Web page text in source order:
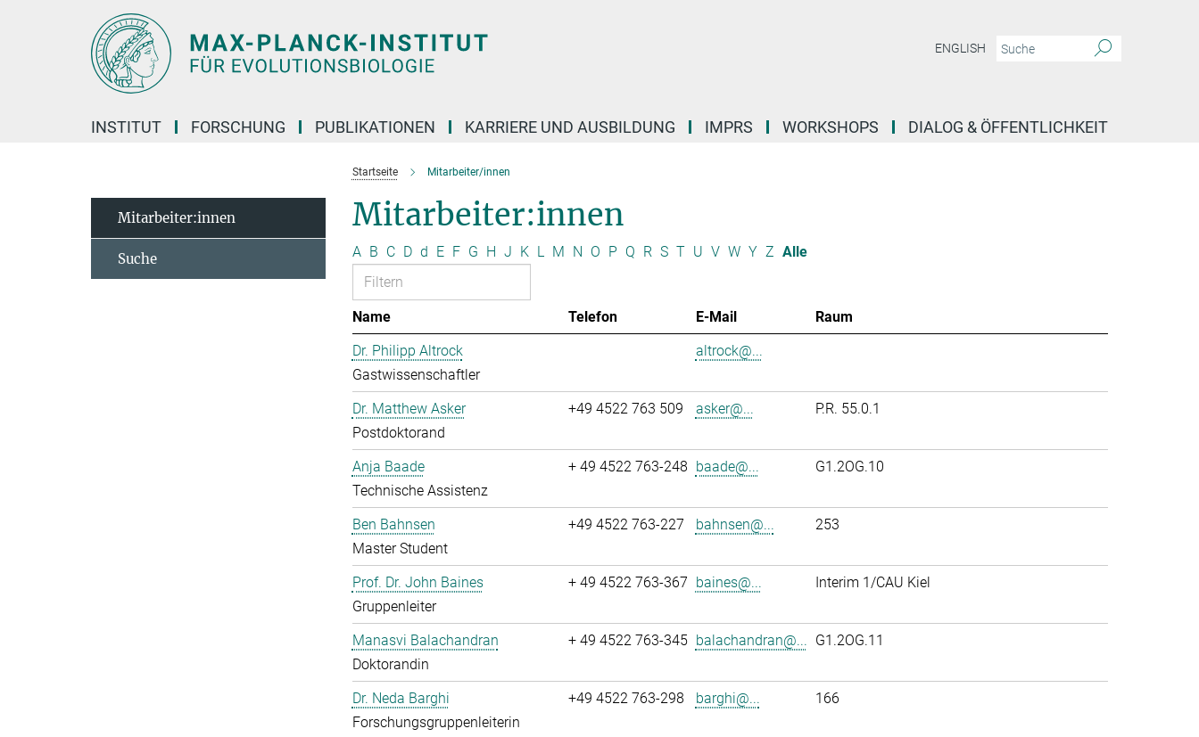
ENGLISH
INSTITUT FORSCHUNG PUBLIKATIONEN KARRIERE UND AUSBILDUNG IMPRS WORKSHOPS DIALOG & ÖFFENTLICHKEIT
Startseite Mitarbeiter/innen
Mitarbeiter:innen
A B C D d E F G H J K L M N O P Q R S T U V W Y Z Alle
Name Telefon E-Mail
Raum
Dr. Philipp Altrock
Gastwissenschaftler
altrock@...
Dr. Matthew Asker
Postdoktorand
+49 4522 763 509 asker@... P.R. 55.0.1
Anja Baade
Technische Assistenz
+ 49 4522 763-248 baade@... G1.2OG.10
Ben Bahnsen
Master Student
+49 4522 763-227 bahnsen@... 253
Prof. Dr. John Baines
Gruppenleiter
+ 49 4522 763-367 baines@... Interim 1/CAU Kiel
Manasvi Balachandran
Doktorandin
+ 49 4522 763-345 balachandran@... G1.2OG.11
Dr. Neda Barghi
Forschungsgruppenleiterin
+49 4522 763-298 barghi@... 166
Mitarbeiter:innen
Suche